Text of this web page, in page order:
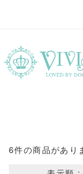
6件の商品があり